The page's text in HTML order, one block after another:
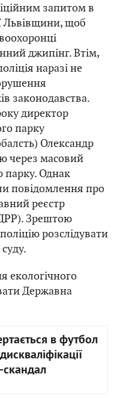
запитом в
Львівщини, щоб
джипінг. Втім,
наразі не
законодавства.
директор
парку
Олександр
через масовий
парку. Однак
повідомлення про
реєстр
Зрештою
поліцію розслідувати
екологічного
Державна
в футбол
скандал